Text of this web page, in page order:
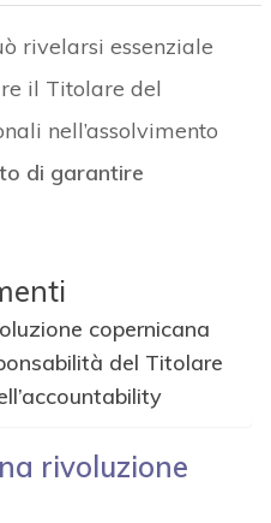
rivelarsi essenziale
il Titolare del
nell’assolvimento
di garantire
copernicana
del Titolare
rivoluzione